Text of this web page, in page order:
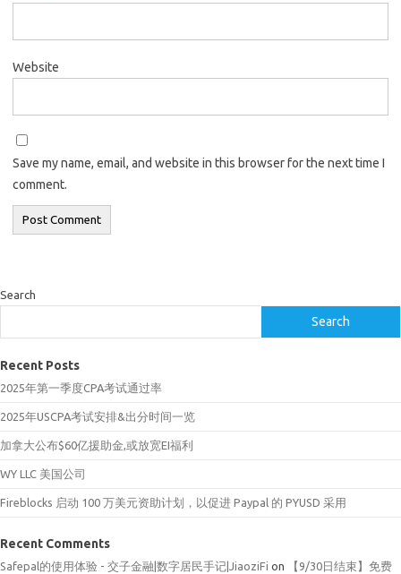
Website
Save my name, email, and website in this browser for the next time I
comment.
Search
Search
Recent Posts
2025年第一季度CPA考试通过率
2025年USCPA考试安排&出分时间一览
加拿大公布$60亿援助金,或放宽EI福利
WY LLC 美国公司
Fireblocks 启动 100 万美元资助计划，以促进 Paypal 的 PYUSD 采用
Recent Comments
Safepal的使用体验 - 交子金融|数字居民手记|JiaoziFi on
【9/30日结束】免费